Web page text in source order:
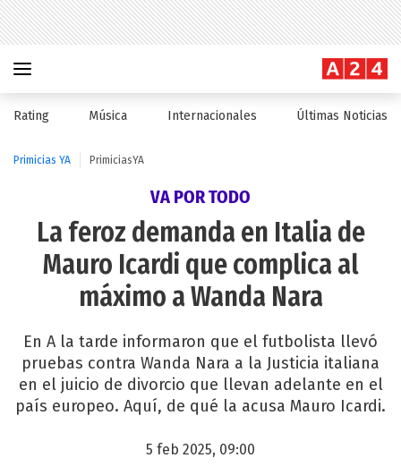
Rating Música Internacionales Últimas Noticias
Primicias YA PrimiciasYA
VA POR TODO
La feroz demanda en Italia de
Mauro Icardi que complica al
máximo a Wanda Nara
En A la tarde informaron que el futbolista llevó
pruebas contra Wanda Nara a la Justicia italiana
en el juicio de divorcio que llevan adelante en el
país europeo. Aquí, de qué la acusa Mauro Icardi.
5 feb 2025, 09:00